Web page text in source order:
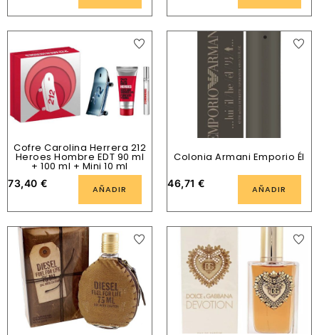
Cofre Carolina Herrera 212
Heroes Hombre EDT 90 ml
+ 100 ml + Mini 10 ml
73,40 € AÑADIR
Colonia Armani Emporio Él
46,71 € AÑADIR